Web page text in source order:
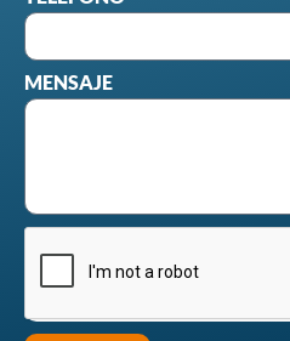
MENSAJE